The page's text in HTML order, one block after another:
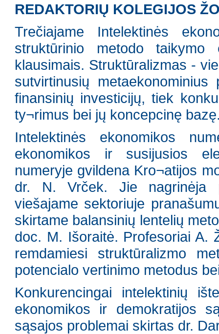
REDAKTORIŲ KOLEGIJOS
Trečiajame Intelektinės
struktūrinio metodo taikymo
klausimais. Struktūralizmas -
sutvirtinusių
finansinių investicijų, tiek
ty¬rimus bei jų koncepcinę
Intelektinės ekonomikos
ekonomikos ir susijusios
numeryje gvildena Kro¬atijos
dr. N. Vrček. Jie nagrinėja
viešajame sektoriuje
skirtame balansinių lentelių
doc. M. Išoraitė. Profesoriai A.
remdamiesi struktūralizmo
potencialo vertinimo metodus
Konkurencingai intelektinių
ekonomikos ir demokratijos
sąsajos problemai skirtas dr.